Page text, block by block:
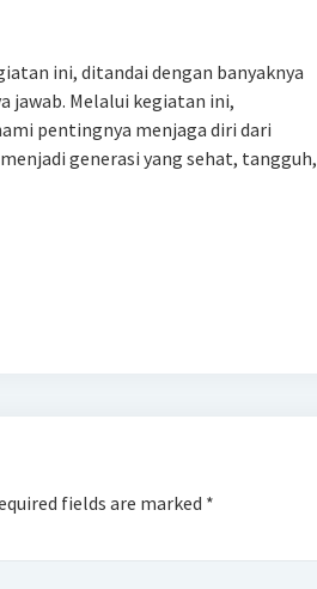
ini, ditandai dengan banyaknya
jawab. Melalui kegiatan ini,
pentingnya menjaga diri dari
generasi yang sehat, tangguh,
fields are marked *